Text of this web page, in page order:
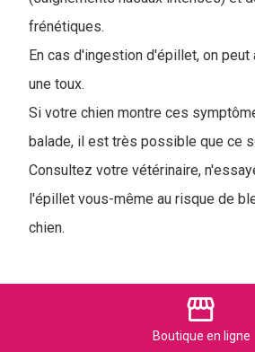
frénétiques.
En cas d'ingestion d'épillet, on peut
une toux.
Si votre chien montre ces
balade, il est très possible que ce
Consultez votre vétérinaire,
l'épillet vous-même au risque de
chien.
Détresse respiratoire
symptômes d'urgence
storefront
Boutique en ligne